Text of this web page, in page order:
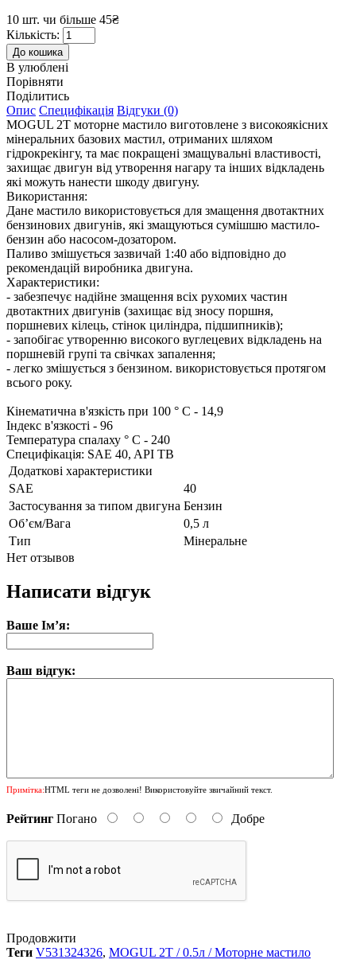
10 шт. чи більше 45₴
Кількість:
В улюблені
Порівняти
Поділитись
Опис Специфікація Відгуки (0)
MOGUL 2T моторне мастило виготовлене з високоякісних
мінеральних базових мастил, отриманих шляхом
гідрокрекінгу, та має покращені змащувальні властивості,
захищає двигун від утворення нагару та інших відкладень
які можуть нанести шкоду двигуну.
Використання:
Дане мастило використовується для змащення двотактних
бензинових двигунів, які змащуються сумішшю мастило-
бензин або насосом-дозатором.
Паливо змішується зазвичай 1:40 або відповідно до
рекомендацій виробника двигуна.
Характеристики:
- забезпечує надійне змащення всіх рухомих частин
двотактних двигунів (захищає від зносу поршня,
поршневих кілець, стінок циліндра, підшипників);
- запобігає утворенню високого вуглецевих відкладень на
поршневій групі та свічках запалення;
- легко змішується з бензином. використовується протягом
всього року.
Кінематична в'язкість при 100 ° С - 14,9
Індекс в'язкості - 96
Температура спалаху ° C - 240
Специфікація: SAE 40, API TB
Додаткові характеристики
SAE
40
Застосування за типом двигуна Бензин
Об’єм/Вага
0,5 л
Тип
Мінеральне
Нет отзывов
Написати відгук
Ваше Ім’я:
Ваш відгук:
Примітка:HTML теги не дозволені! Використовуйте звичайний текст.
Рейтинг Погано Добре
Продовжити
Теги V531324326, MOGUL 2T / 0.5л / Моторне мастило